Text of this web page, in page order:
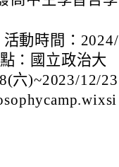
間：2024/
：國立政治大
12/23